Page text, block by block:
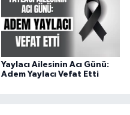
Yaylacı Ailesinin Acı Günü:
Adem Yaylacı Vefat Etti